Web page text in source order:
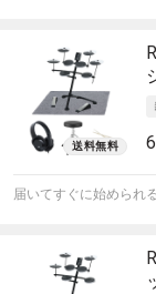
届いてすぐに始められ